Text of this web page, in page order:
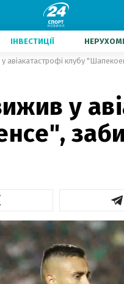
ІНВЕСТИЦІЇ
авіакатастрофі клубу
у